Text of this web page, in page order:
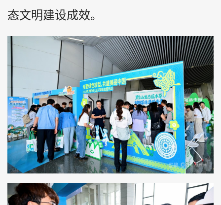
态文明建设成效。